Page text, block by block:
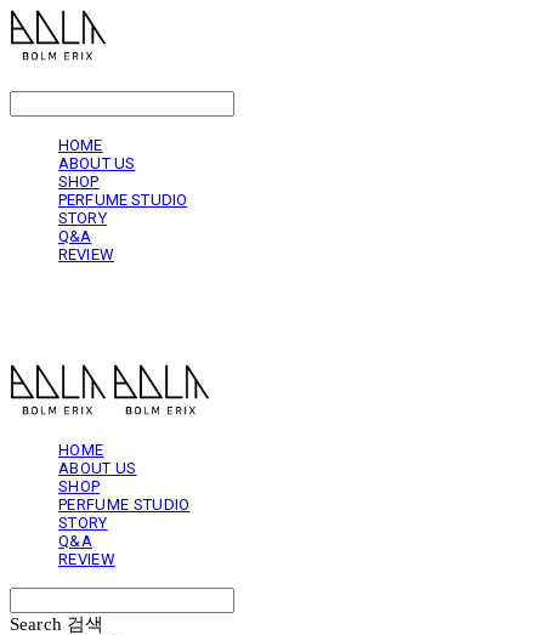
HOME
ABOUT US
SHOP
PERFUME STUDIO
STORY
Q&A
REVIEW
HOME
ABOUT US
SHOP
PERFUME STUDIO
STORY
Q&A
REVIEW
Search 검색